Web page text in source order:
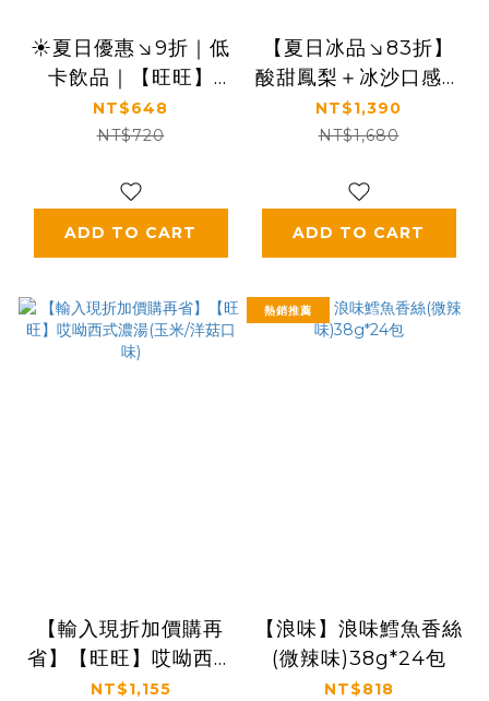
☀️夏日優惠↘9折｜低
卡飲品｜【旺旺】
Jelly蒟蒻凍系列
130mlx24包 (蜜桃/葡
NT$648
NT$720
ADD TO CART
【夏日冰品↘83折】
酸甜鳳梨＋冰沙口感｜
格格鯊鯊主播推薦｜
【旺旺】凍痴飲料(鳳
×12盒/箱)
NT$1,390
NT$1,680
ADD TO CART
【輸入現折加價購再
省】【旺旺】哎呦西式
濃湯(玉米/洋菇口味)
NT$1,155
熱銷推薦
【浪味】浪味鱈魚香絲
(微辣味)38g*24包
NT$818